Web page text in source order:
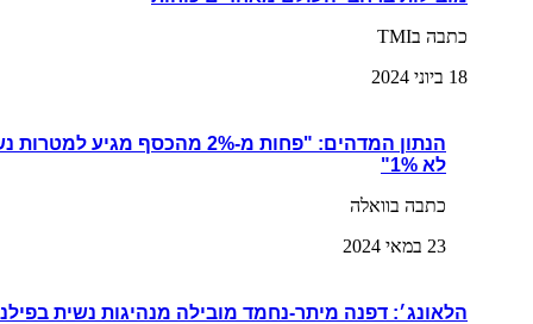
כתבה בTMI
18 ביוני 2024
הנתון המדהים: "פחות מ-2% מהכסף
לא 1%"
כתבה בוואלה
23 במאי 2024
הלאונג׳: דפנה מיתר-נחמד מובילה מנהיגות נשית